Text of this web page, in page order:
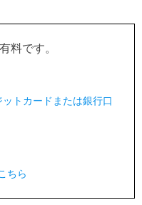
料です。
トカードまたは銀行口
ちら